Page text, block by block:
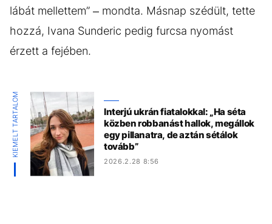
lábát mellettem” – mondta. Másnap szédült, tette
hozzá, Ivana Sunderic pedig furcsa nyomást
érzett a fejében.
KIEMELT TARTALOM
Interjú ukrán fiatalokkal: „Ha séta
közben robbanást hallok, megállok
egy pillanatra, de aztán sétálok
tovább”
2026.2.28 8:56